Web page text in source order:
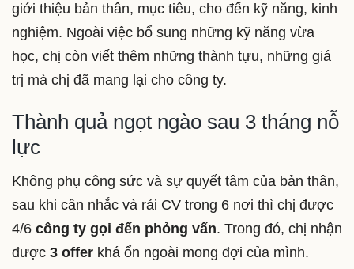
giới thiệu bản thân, mục tiêu, cho đến kỹ năng, kinh
nghiệm. Ngoài việc bổ sung những kỹ năng vừa
học, chị còn viết thêm những thành tựu, những giá
trị mà chị đã mang lại cho công ty.
Thành quả ngọt ngào sau 3 tháng nỗ
lực
Không phụ công sức và sự quyết tâm của bản thân,
sau khi cân nhắc và rải CV trong 6 nơi thì chị được
4/6 công ty gọi đến phỏng vấn. Trong đó, chị nhận
được 3 offer khá ổn ngoài mong đợi của mình.